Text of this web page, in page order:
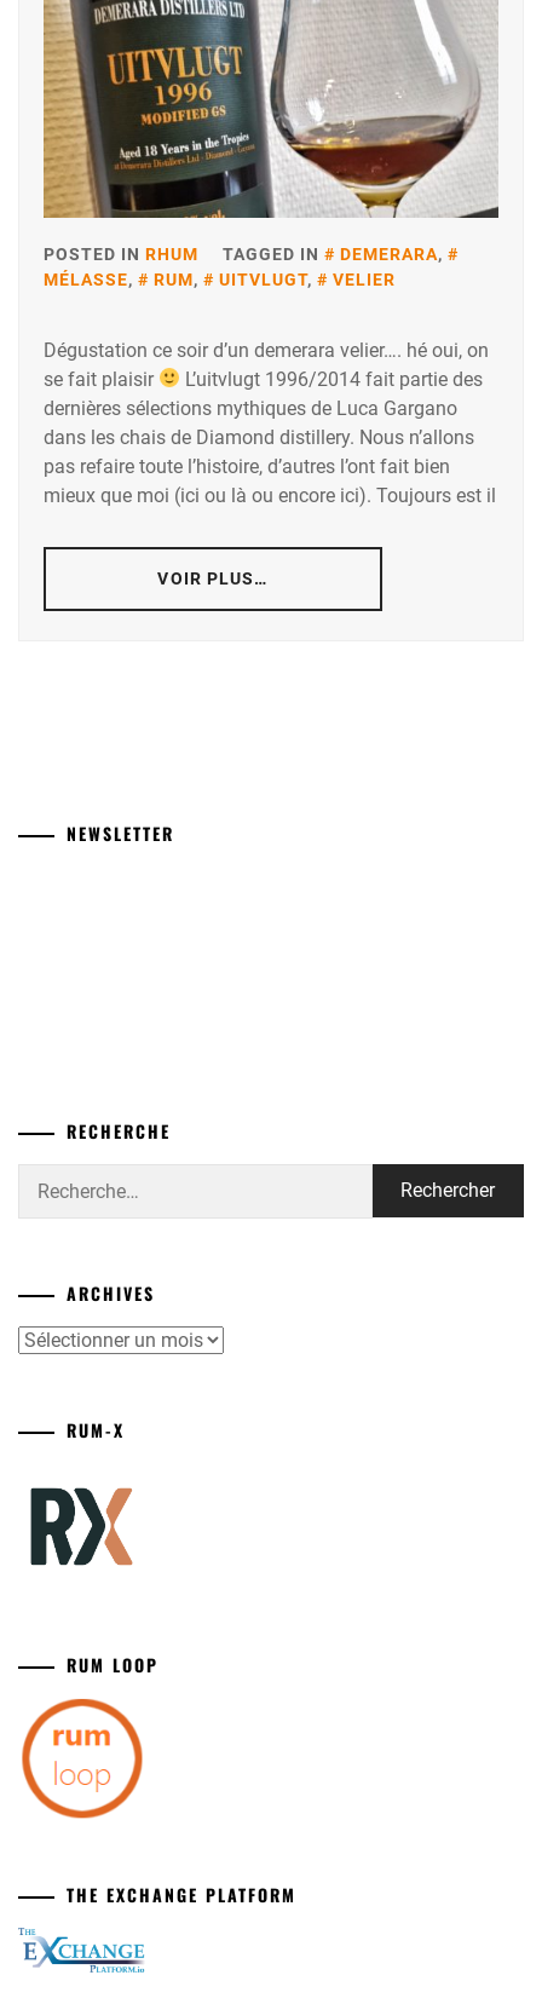
POSTED IN RHUM TAGGED IN DEMERARA,
MÉLASSE, RUM, UITVLUGT, VELIER
Dégustation ce soir d’un demerara velier…. hé oui, on
se fait plaisir
L’uitvlugt 1996/2014 fait partie des
dernières sélections mythiques de Luca Gargano
dans les chais de Diamond distillery. Nous n’allons
pas refaire toute l’histoire, d’autres l’ont fait bien
mieux que moi (ici ou là ou encore ici). Toujours est il
VOIR PLUS…
NEWSLETTER
RECHERCHE
ARCHIVES
Archives
RUM-X
RUM LOOP
THE EXCHANGE PLATFORM